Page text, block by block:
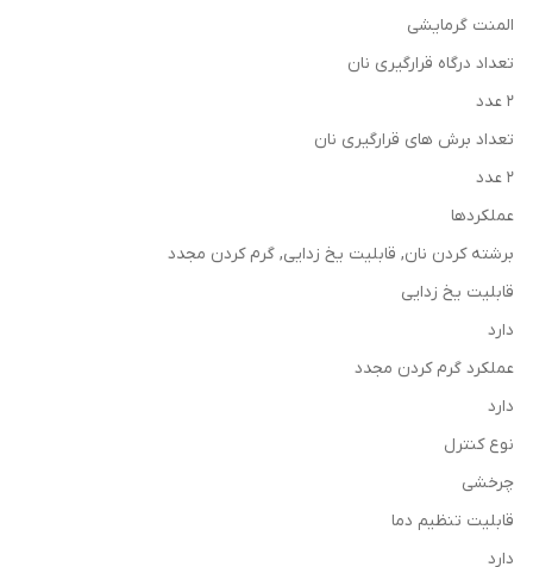
المنت گرمایشی
تعداد درگاه قرارگیری نان
2 عدد
تعداد برش های قرارگیری نان
2 عدد
عملکردها
برشته کردن نان, قابلیت یخ زدایی, گرم کردن مجدد
قابلیت یخ زدایی
دارد
عملکرد گرم کردن مجدد
دارد
نوع کنترل
چرخشی
قابلیت تنظیم دما
دارد